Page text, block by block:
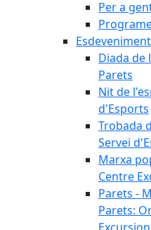
Per a
Diada de
Parets
Nit de
d'Esports
Trobada
Servei
Marxa
Centre
Parets -
Parets: